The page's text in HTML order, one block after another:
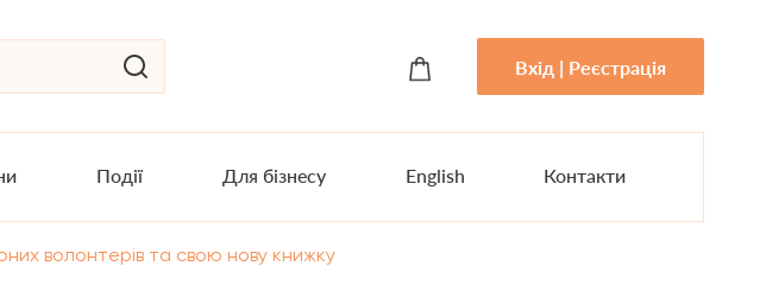
Вхід | Реєстрація
Події Для бізнесу English Контакти
волонтерів та свою нову книжку